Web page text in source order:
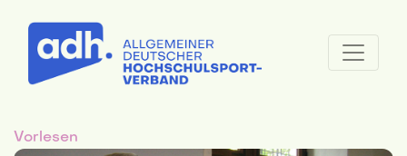
Vorlesen